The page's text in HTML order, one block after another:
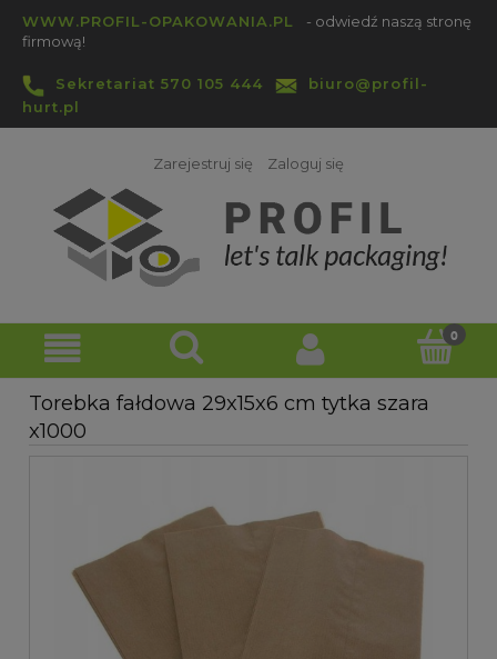
WWW.PROFIL-OPAKOWANIA.PL
- odwiedź naszą stronę
firmową!
Sekretariat 570 105 444
biuro@profil-
hurt.pl
Zarejestruj się Zaloguj się
Torebka fałdowa 29x15x6 cm tytka szara
x1000